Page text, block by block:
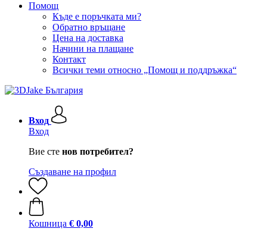
Помощ
Къде е поръчката ми?
Обратно връщане
Цена на доставка
Начини на плащане
Контакт
Всички теми относно „Помощ и поддръжка“
Вход
Вход
Вие сте нов потребител?
Създаване на профил
Кошница € 0,00